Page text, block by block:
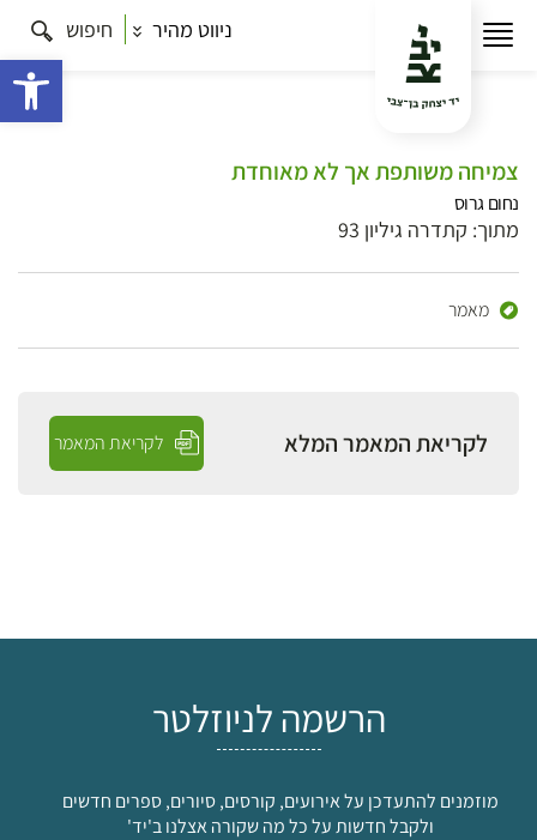
ניווט מהיר חיפוש
צמיחה משותפת אך לא מאוחדת
נחום גרוס
מתוך: קתדרה גיליון 93
מאמר
לקריאת המאמר המלא לקריאת המאמר
הרשמה לניוזלטר
מוזמנים להתעדכן על אירועים, קורסים, סיורים, ספרים חדשים
ולקבל חדשות על כל מה שקורה אצלנו ב'יד'